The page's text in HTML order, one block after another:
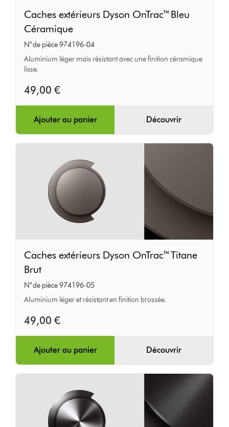
extérieurs
Dyson
OnTrac™
Bleu
Caches extérieurs Dyson OnTrac™ Bleu
Céramique
N° de pièce 974196-04
Aluminium léger mais résistant avec une finition céramique
lisse.
49,00 €
Ajouter au panier Découvrir
extérieurs
Dyson
OnTrac™
Titane
Brut
Caches extérieurs Dyson OnTrac™ Titane
Brut
N° de pièce 974196-05
Aluminium léger et résistant en finition brossée.
49,00 €
Ajouter au panier Découvrir